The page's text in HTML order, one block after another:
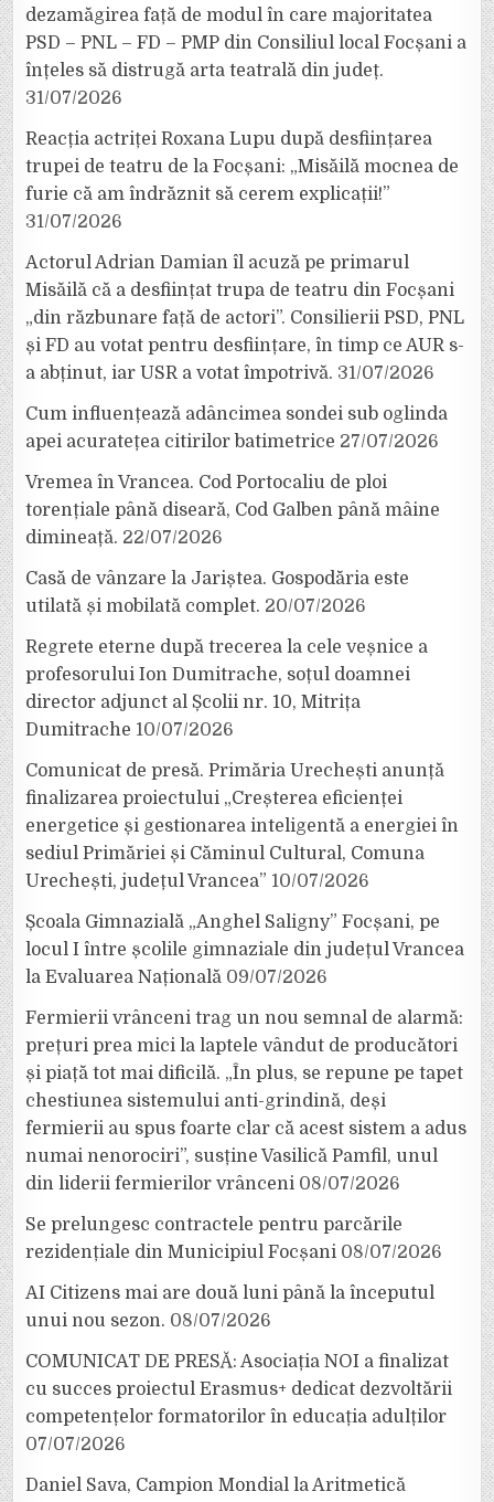
dezamăgirea față de modul în care majoritatea
PSD – PNL – FD – PMP din Consiliul local Focșani a
înțeles să distrugă arta teatrală din județ.
31/07/2026
Reacția actriței Roxana Lupu după desființarea
trupei de teatru de la Focșani: „Misăilă mocnea de
furie că am îndrăznit să cerem explicații!”
31/07/2026
Actorul Adrian Damian îl acuză pe primarul
Misăilă că a desființat trupa de teatru din Focșani
„din răzbunare față de actori”. Consilierii PSD, PNL
și FD au votat pentru desființare, în timp ce AUR s-
a abținut, iar USR a votat împotrivă. 31/07/2026
Cum influențează adâncimea sondei sub oglinda
apei acuratețea citirilor batimetrice 27/07/2026
Vremea în Vrancea. Cod Portocaliu de ploi
torențiale până diseară, Cod Galben până mâine
dimineață. 22/07/2026
Casă de vânzare la Jariștea. Gospodăria este
utilată și mobilată complet. 20/07/2026
Regrete eterne după trecerea la cele veșnice a
profesorului Ion Dumitrache, soțul doamnei
director adjunct al Școlii nr. 10, Mitrița
Dumitrache 10/07/2026
Comunicat de presă. Primăria Urechești anunță
finalizarea proiectului „Creșterea eficienței
energetice și gestionarea inteligentă a energiei în
sediul Primăriei și Căminul Cultural, Comuna
Urechești, județul Vrancea” 10/07/2026
Școala Gimnazială „Anghel Saligny” Focșani, pe
locul I între școlile gimnaziale din județul Vrancea
la Evaluarea Națională 09/07/2026
Fermierii vrânceni trag un nou semnal de alarmă:
prețuri prea mici la laptele vândut de producători
și piață tot mai dificilă. „În plus, se repune pe tapet
chestiunea sistemului anti-grindină, deși
fermierii au spus foarte clar că acest sistem a adus
numai nenorociri”, susține Vasilică Pamfil, unul
din liderii fermierilor vrânceni 08/07/2026
Se prelungesc contractele pentru parcările
rezidențiale din Municipiul Focșani 08/07/2026
AI Citizens mai are două luni până la începutul
unui nou sezon. 08/07/2026
COMUNICAT DE PRESĂ: Asociația NOI a finalizat
cu succes proiectul Erasmus+ dedicat dezvoltării
competențelor formatorilor în educația adulților
07/07/2026
Daniel Sava, Campion Mondial la Aritmetică